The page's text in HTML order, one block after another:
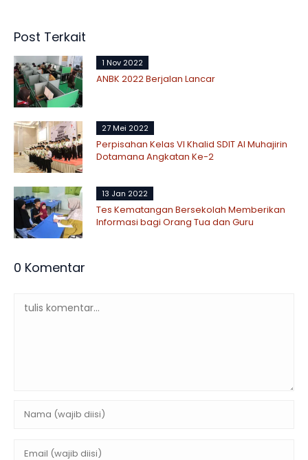
Post Terkait
1 Nov 2022
ANBK 2022 Berjalan Lancar
27 Mei 2022
Perpisahan Kelas VI Khalid SDIT Al Muhajirin
Dotamana Angkatan Ke-2
13 Jan 2022
Tes Kematangan Bersekolah Memberikan
Informasi bagi Orang Tua dan Guru
0 Komentar